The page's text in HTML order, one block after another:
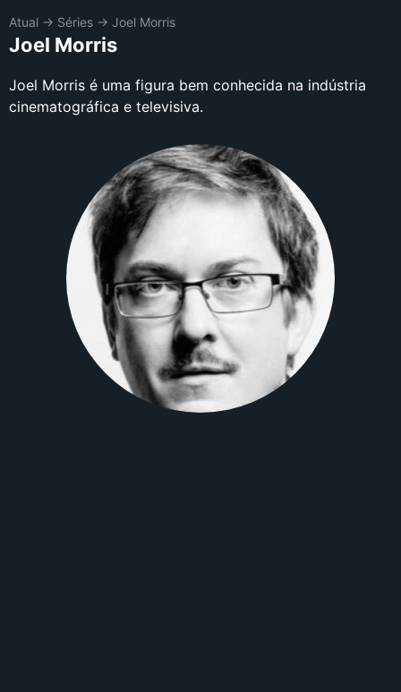
Atual → Séries → Joel Morris
Joel Morris
Joel Morris é uma figura bem conhecida na indústria
cinematográfica e televisiva.